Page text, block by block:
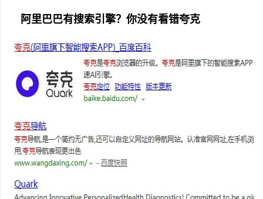
阿里巴巴有搜索引擎？你没有看错夸克